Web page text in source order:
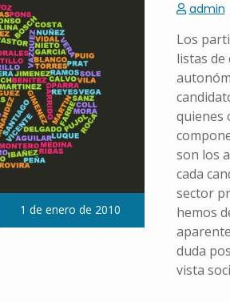
1 de enero de 2010
admin
Los
listas de
quienes
son los
cada
sector
hemos
duda
vista